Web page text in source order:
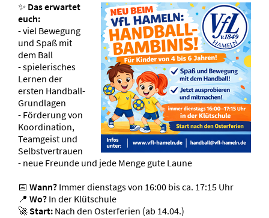
✨ Das erwartet
euch:
- viel Bewegung
und Spaß mit
dem Ball
- spielerisches
Lernen der
ersten Handball-
Grundlagen
- Förderung von
Koordination,
Teamgeist und
Selbstvertrauen
- neue Freunde und jede Menge gute Laune
📅 Wann? Immer dienstags von 16:00 bis ca. 17:15 Uhr
📍 Wo? In der Klütschule
🚀Start: Nach den Osterferien (ab 14.04.)